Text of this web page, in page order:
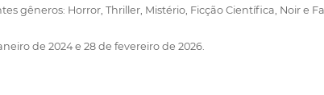
Horror, Thriller, Mistério, Ficção Científica, Noir e
de 2024 e 28 de fevereiro de 2026.